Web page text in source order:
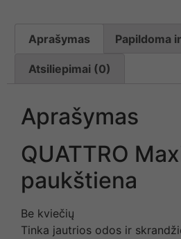
Aprašymas Papildoma
Atsiliepimai (0)
Aprašymas
QUATTRO
paukštiena
Be kviečių
Tinka jautrios odos ir